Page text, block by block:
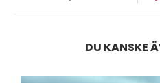
DU KANSKE